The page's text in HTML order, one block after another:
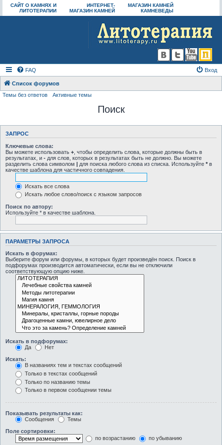
САЙТ О КАМНЯХ И
ЛИТОТЕРАПИИ
ИНТЕРНЕТ-
МАГАЗИН КАМНЕЙ
МАГАЗИН КАМНЕЙ
КАМНЕВЕДЫ
FAQ Вход
Список форумов
Темы без ответов
Активные темы
Поиск
ЗАПРОС
Ключевые слова:
Вы можете использовать + , чтобы определить слова, которые должны быть в
результатах, и - для слов, которых в результатах быть не должно. Вы можете
разделить слова символом | для поиска любого слова из списка. Используйте * в
качестве шаблона для частичного совпадения.
Искать все слова
Искать любое слово/поиск с языком запросов
Поиск по автору:
Используйте * в качестве шаблона.
ПАРАМЕТРЫ ЗАПРОСА
Искать в форумах:
Выберите форум или форумы, в которых будет произведён поиск. Поиск в
подфорумах производится автоматически, если вы не отключили
соответствующую опцию ниже.
Искать в подфорумах:
Да
Нет
Искать:
В названиях тем и текстах сообщений
Только в текстах сообщений
Только по названию темы
Только в первом сообщении темы
Показывать результаты как:
Сообщения
Темы
Поле сортировки:
по возрастанию
по убыванию